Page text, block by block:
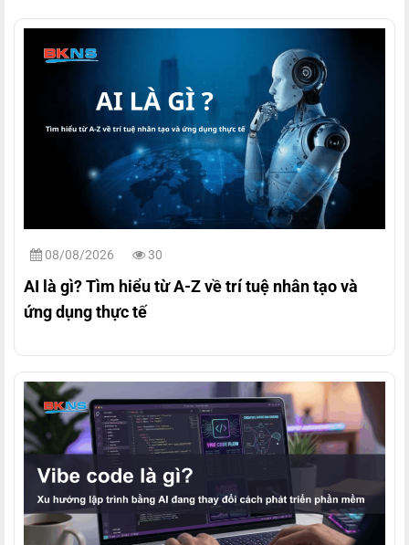
08/08/2026 30
AI là gì? Tìm hiểu từ A-Z về trí tuệ nhân tạo và
ứng dụng thực tế